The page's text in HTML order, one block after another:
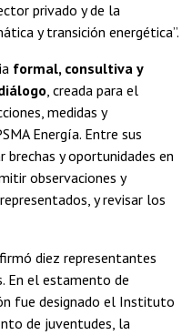
privado y de la
y transición energética”.
formal, consultiva y
, creada para el
medidas y
Energía. Entre sus
y oportunidades en
observaciones y
y revisar los
diez representantes
En el estamento de
fue designado el Instituto
de juventudes, la